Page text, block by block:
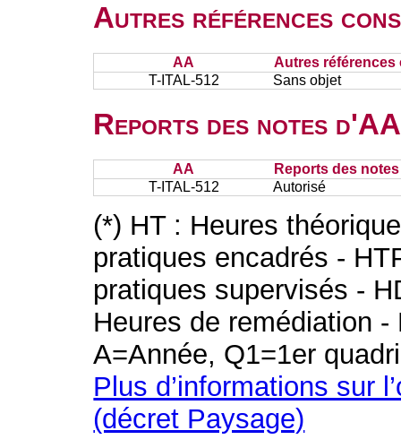
Autres références
AA
Autres références
T-ITAL-512
Sans objet
Reports des notes
AA
Reports des
T-ITAL-512
Autorisé
(*) HT : Heures
pratiques encadrés -
pratiques supervisés -
Heures de remédiation
A=Année, Q1=1er
Plus d’informations sur
(décret Paysage)